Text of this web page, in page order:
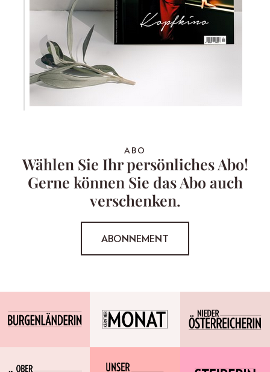
ABO
Wählen Sie Ihr persönliches Abo!
Gerne können Sie das Abo auch
verschenken.
ABONNEMENT